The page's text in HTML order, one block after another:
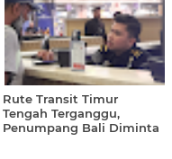
Rute Transit Timur
Tengah Terganggu,
Penumpang Bali Diminta